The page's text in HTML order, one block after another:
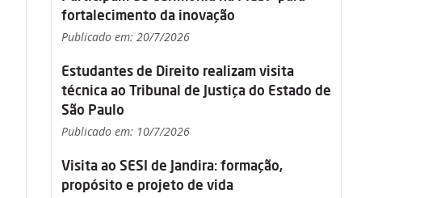
fortalecimento da inovação
Publicado em: 20/7/2026
Estudantes de Direito realizam visita
técnica ao Tribunal de Justiça do Estado de
São Paulo
Publicado em: 10/7/2026
Visita ao SESI de Jandira: formação,
propósito e projeto de vida